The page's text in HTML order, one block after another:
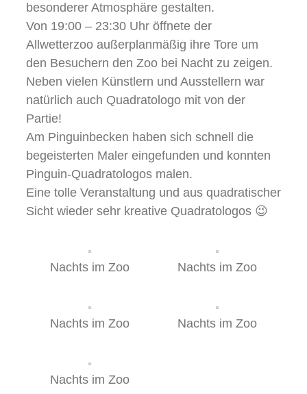
besonderer Atmosphäre gestalten.
Von 19:00 – 23:30 Uhr öffnete der
Allwetterzoo außerplanmäßig ihre Tore um
den Besuchern den Zoo bei Nacht zu zeigen.
Neben vielen Künstlern und Ausstellern war
natürlich auch Quadratologo mit von der
Partie!
Am Pinguinbecken haben sich schnell die
begeisterten Maler eingefunden und konnten
Pinguin-Quadratologos malen.
Eine tolle Veranstaltung und aus quadratischer
Sicht wieder sehr kreative Quadratologos 😉
Nachts im Zoo Nachts im Zoo
Nachts im Zoo Nachts im Zoo
Nachts im Zoo